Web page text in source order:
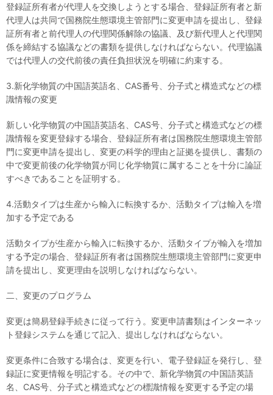
登録証所有者が代理人を交換しようとする場合、登録証所有者と新
代理人は共同で国務院生態環境主管部門に変更申請を提出し、登録
証所有者と前代理人の代理関係解除の協議、及び新代理人と代理関
係を締結する協議などの書類を提供しなければならない。代理協議
では代理人の交代前後の責任負担状況を明確に約束する。
3.新化学物質の中国語英語名、CAS番号、分子式と構造式などの標
識情報の変更
新しい化学物質の中国語英語名、CAS号、分子式と構造式などの標
識情報を変更登録する場合、登録証所有者は国務院生態環境主管部
門に変更申請を提出し、変更の科学的理由と証拠を提供し、書類の
中で変更前後の化学物質が同じ化学物質に属することを十分に論証
すべきであることを証明する。
4.活動タイプは生産から輸入に転換するか、活動タイプは輸入を増
加する予定である
活動タイプが生産から輸入に転換するか、活動タイプが輸入を増加
する予定の場合、登録証所有者は国務院生態環境主管部門に変更申
請を提出し、変更理由を説明しなければならない。
二、変更のプログラム
変更は簡易登録手続きに従って行う。変更申請書類はインターネッ
ト登録システムを通じて記入、提出しなければならない。
変更条件に合致する場合は、変更を行い、電子登録証を発行し、登
録証に変更情報を明記する。その中で、新化学物質の中国語英語
名、CAS号、分子式と構造式などの標識情報を変更する予定の場